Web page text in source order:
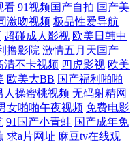
线看 avtt五月婷婷 韩国a爽v
费可以看污网址 午夜福利丝袜
成免费人 亚洲综合天堂 成熟少
免费福 国产在线不卡视频 日
看 91视频国产自拍 国产美
激吻视频 极品性爱导航
超碰成人影视 欧美日韩中
撸影院 激情五月天国产
清不卡视频 四虎影视 欧美
欧美大BB 国产福利啪啪
人操蜜桃视频 无码射精网
女啪啪午夜视频 免费电影
91国产小青蛙 国产成年免
求a片网址 麻豆tv在线观